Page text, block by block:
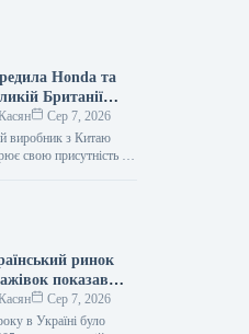
management
for specialized
Honda та
Британії
своєї появи
Сер 7, 2026
виробник з Китаю
свою присутність на
менш ніж за 12
ринок
показав
на 34
Сер 7, 2026
в Україні було